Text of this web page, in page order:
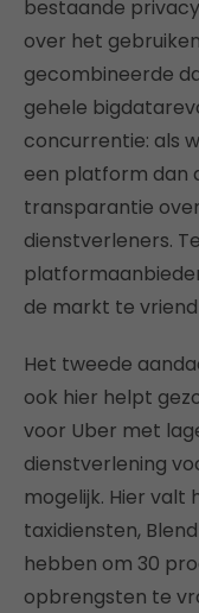
bestaande
over het
gecombineerde
gehele
concurrentie: als
een platform dan
transparantie
dienstverleners.
de markt te
Het tweede
ook hier helpt
voor Uber met
dienstverlening
mogelijk. Hier valt
taxidiensten,
hebben om 30
opbrengsten te